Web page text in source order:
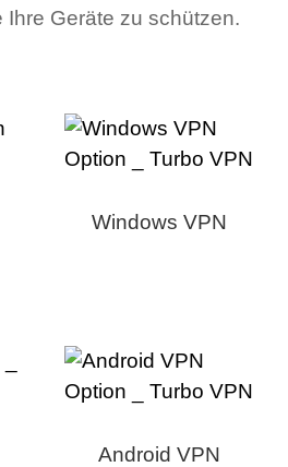
Ihre Geräte zu schützen.
Windows VPN
Android VPN